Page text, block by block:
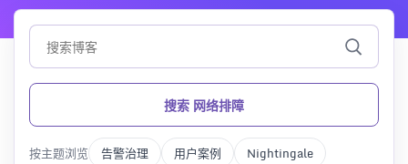
搜索 网络排障
按主题浏览 告警治理 用户案例
Nightingale